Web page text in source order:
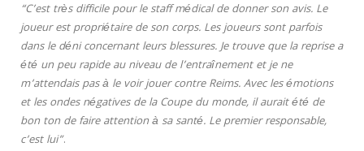
“C’est très difficile pour le staff médical de donner son avis. Le
joueur est propriétaire de son corps. Les joueurs sont parfois
dans le déni concernant leurs blessures. Je trouve que la reprise a
été un peu rapide au niveau de l’entraînement et je ne
m’attendais pas à le voir jouer contre Reims. Avec les émotions
et les ondes négatives de la Coupe du monde, il aurait été de
bon ton de faire attention à sa santé. Le premier responsable,
c’est lui”.